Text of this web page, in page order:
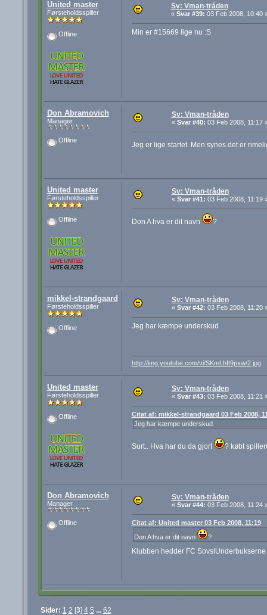
United master
Førsteholdsspiller
Offline
Sv: Vman-tråden
« Svar #39: 03 Feb 2008, 10:40
Min er #15669 lige nu :S
Don Abramovich
Manager
Offline
Sv: Vman-tråden
« Svar #40: 03 Feb 2008, 11:17
Jeg er lige startet. Men synes det er
United master
Førsteholdsspiller
Offline
Sv: Vman-tråden
« Svar #41: 03 Feb 2008, 11:19
Don A hva er dit navn ?
mikkel-strandgaard
Førsteholdsspiller
Offline
Sv: Vman-tråden
« Svar #42: 03 Feb 2008, 11:20
Jeg har kæmpe underskud
http://img.youtube.com/vi/SKmLhIt9pxw/2.jpg
United master
Førsteholdsspiller
Offline
Sv: Vman-tråden
« Svar #43: 03 Feb 2008, 11:21
Citat af: mikkel-strandgaard 03 Feb 2008,
Jeg har kæmpe underskud
Surt.. Hva har du da gjort ? købt
Don Abramovich
Manager
Offline
Sv: Vman-tråden
« Svar #44: 03 Feb 2008, 11:24
Citat af: United master 03 Feb 2008, 11:19
Don A hva er dit navn
?
Klubben hedder FC SovsIUnderbukserne
Sider: 1 2 [3] 4 5 ... 62